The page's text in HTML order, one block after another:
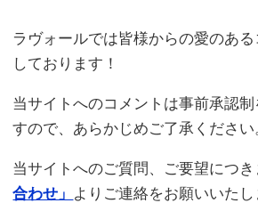
ラヴォールでは皆様からの愛のあ
しております！
当サイトへのコメントは事前承認制
すので、あらかじめご了承ください
当サイトへのご質問、ご要望につき
合わせ」 よりご連絡をお願いいたし